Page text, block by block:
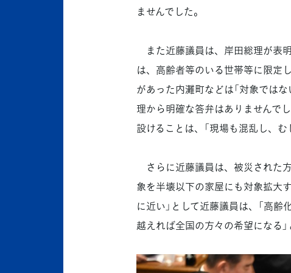
ませんでした。
また近藤議員は、岸田総理が表
は、高齢者等のいる世帯等に限定
があった内灘町などは「対象では
理から明確な答弁はありませんでし
設けることは、「現場も混乱し、
さらに近藤議員は、被災された
象を半壊以下の家屋にも対象拡大
に近い」として近藤議員は、「高
越えれば全国の方々の希望になる」